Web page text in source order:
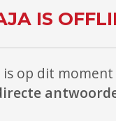
IS
op dit moment